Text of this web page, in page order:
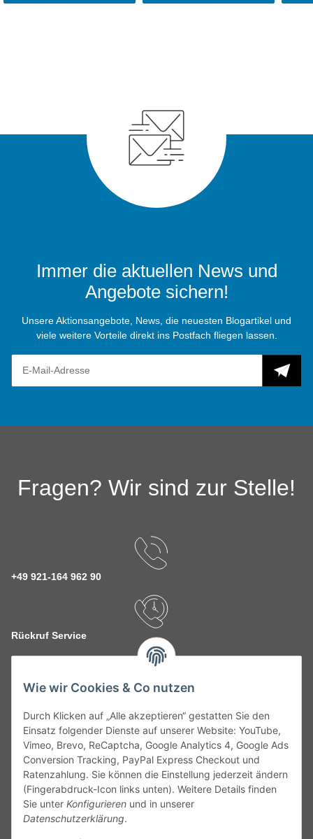
Wie wir Cookies & Co nutzen
Durch Klicken auf „Alle akzeptieren“ gestatten Sie den
Einsatz folgender Dienste auf unserer Website: YouTube,
Vimeo, Brevo, ReCaptcha, Google Analytics 4, Google Ads
Conversion Tracking, PayPal Express Checkout und
Ratenzahlung. Sie können die Einstellung jederzeit ändern
(Fingerabdruck-Icon links unten). Weitere Details finden
Sie unter Konfigurieren und in unserer
Datenschutzerklärung.
Immer die aktuellen News und
Angebote sichern!
Unsere Aktionsangebote, News, die neuesten Blogartikel und
viele weitere Vorteile direkt ins Postfach fliegen lassen.
Fragen? Wir sind zur Stelle!
+49 921-164 962 90
Rückruf Service
kontakt@theo-schrauben.de
Service